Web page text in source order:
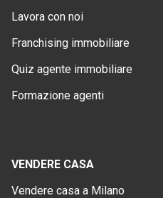
Lavora con noi
Franchising immobiliare
Quiz agente immobiliare
Formazione agenti
VENDERE CASA
Vendere casa a Milano